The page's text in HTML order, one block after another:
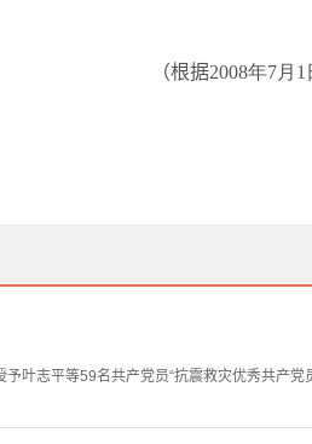
（根据2008年7月1
叶志平等59名共产党员“抗震救灾优秀共产党